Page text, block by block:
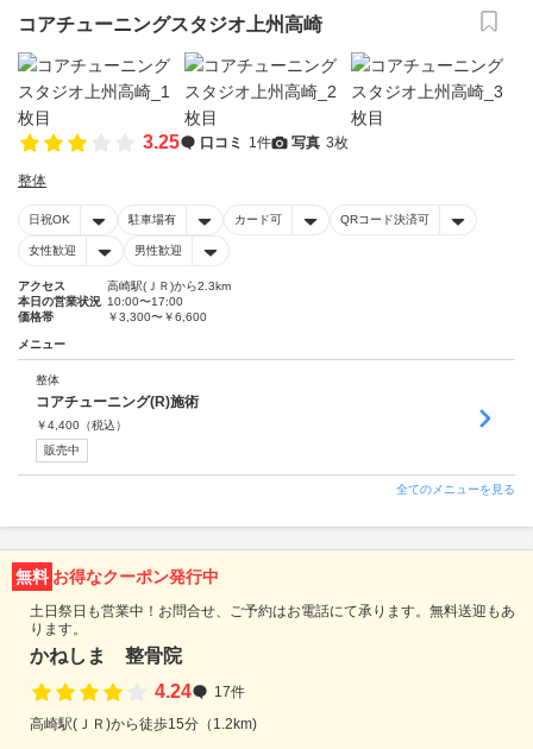
コアチューニングスタジオ上州高崎
3.25 口コミ 1件 写真 3枚
整体
日祝OK 駐車場有 カード可 QRコード決済可
女性歓迎 男性歓迎
アクセス
高崎駅(ＪＲ)から2.3km
本日の営業状況 10:00〜17:00
価格帯
￥3,300〜￥6,600
メニュー
整体
コアチューニング(R)施術
￥4,400 （税込）
販売中
全てのメニューを見る
無料 お得なクーポン発行中
土日祭日も営業中！お問合せ、ご予約はお電話にて承ります。無料送迎もあ
ります。
かねしま 整骨院
4.24
17件
高崎駅(ＪＲ)から徒歩15分（1.2km)